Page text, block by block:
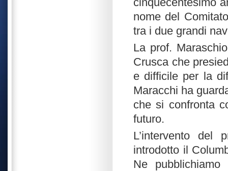
nome del
tra i due grandi
La prof.
Crusca che
e difficile per la
Maracchi ha
che si confronta
futuro.
L’intervento del
introdotto il
Ne